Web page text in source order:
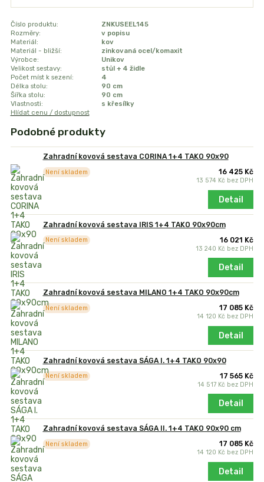
Číslo produktu:
ZNKUSEEL145
Rozměry:
v popisu
Materiál:
kov
Materiál - bližší:
zinkovaná ocel/komaxit
Výrobce:
Unikov
Velikost sestavy:
stůl + 4 židle
Počet míst k sezení:
4
Délka stolu:
90 cm
Šířka stolu:
90 cm
Vlastnosti:
s křesílky
Hlídat cenu / dostupnost
Podobné produkty
Zahradní kovová sestava CORINA 1+4 TAKO 90x90
16 425 Kč
13 574 Kč bez DPH
Není skladem
Detail
Zahradní kovová sestava IRIS 1+4 TAKO 90x90cm
16 021 Kč
13 240 Kč bez DPH
Není skladem
Detail
Zahradní kovová sestava MILANO 1+4 TAKO 90x90cm
17 085 Kč
14 120 Kč bez DPH
Není skladem
Detail
Zahradní kovová sestava SÁGA I. 1+4 TAKO 90x90
17 565 Kč
14 517 Kč bez DPH
Není skladem
Detail
Zahradní kovová sestava SÁGA II. 1+4 TAKO 90x90 cm
17 085 Kč
14 120 Kč bez DPH
Není skladem
Detail